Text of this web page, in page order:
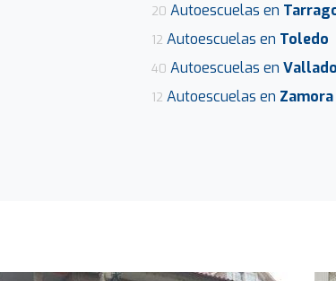
20 Autoescuelas en
12 Autoescuelas en Toledo
40 Autoescuelas en
12 Autoescuelas en Zamora